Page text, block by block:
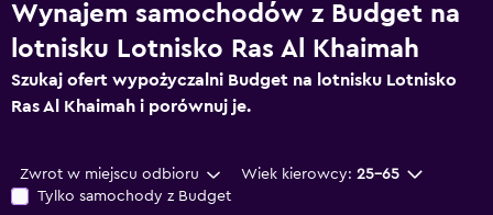
Wynajem samochodów z Budget na
lotnisku Lotnisko Ras Al Khaimah
Szukaj ofert wypożyczalni Budget na lotnisku Lotnisko
Ras Al Khaimah i porównuj je.
Zwrot w miejscu odbioru Wiek kierowcy: 25-65
Tylko samochody z Budget